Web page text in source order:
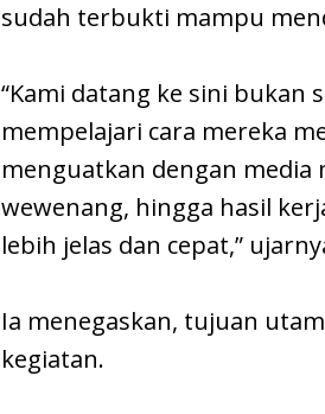
sudah terbukti mampu
“Kami datang ke sini bukan
mempelajari cara mereka
menguatkan dengan
wewenang, hingga hasil
lebih jelas dan cepat,”
Ia menegaskan, tujuan
kegiatan.